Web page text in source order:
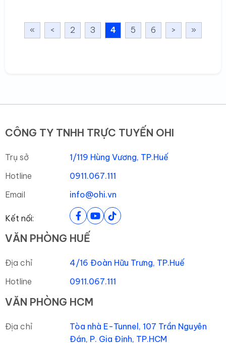
« < 2 3 4 5 6 > »
CÔNG TY TNHH TRỰC TUYẾN OHI
Trụ sở
1/119 Hùng Vương, TP.Huế
Hotline
0911.067.111
Email
info@ohi.vn
Kết nối:
VĂN PHÒNG HUẾ
Địa chỉ
4/16 Đoàn Hữu Trưng, TP.Huế
Hotline
0911.067.111
VĂN PHÒNG HCM
Địa chỉ
Tòa nhà E-Tunnel, 107 Trần Nguyên
Đán, P. Gia Định, TP.HCM